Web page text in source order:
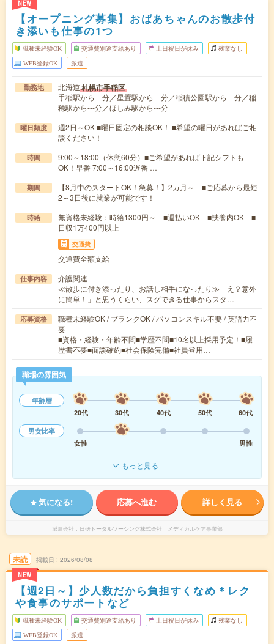
NEW
【オープニング募集】おばあちゃんのお散歩付
き添いも仕事の1つ
職種未経験OK 交通費別途支給あり 土日祝日が休み 残業なし
WEB登録OK 派遣
勤務地 北海道札幌市手稲区
手稲駅から---分／星置駅から---分／稲積公園駅から---分／稲
穂駅から---分／ほしみ駅から---分
曜日頻度
週2日～OK ■曜日固定の相談OK！ ■希望の曜日があればご相
談ください！
時間
9:00～18:00（休憩60分）■ご希望があれば下記シフトも
OK！早番 7:00～16:00遅番 …
期間
【8月中のスタートOK！急募！】2カ月～ ■ご応募から最短
2～3日後に就業が可能です！
時給
無資格未経験：時給1300円～ ■週払いOK ■扶養内OK ■
日収1万400円以上
交通費
交通費全額支給
仕事内容
介護関連
≪散歩に付き添ったり、お話し相手になったり≫「え？意外
に簡単！」と思うくらい、スグできる仕事からスタ…
応募資格
職種未経験OK / ブランクOK / パソコンスキル不要 / 英語力不
要
■資格・経験・年齢不問■学歴不問■10名以上採用予定！■履
歴書不要■面談確約■社会保険完備■社員登用…
職場の雰囲気
年齢層
20代
30代 40代 50代
60代
男女比率
女性
男性
もっと見る
気になる! 応募へ進む 詳しく見る
派遣会社 日研トータルソーシング株式会社 メディカルケア事業部
未読
NEW
掲載日 2026/08/08
【週2日～】少人数だから負担すくなめ＊レク
や食事のサポートなど
職種未経験OK 交通費別途支給あり 土日祝日が休み 残業なし
WEB登録OK 派遣